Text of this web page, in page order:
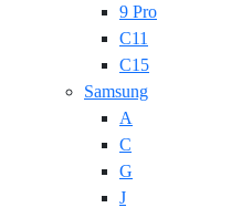
9 Pro
C11
C15
Samsung
A
C
G
J